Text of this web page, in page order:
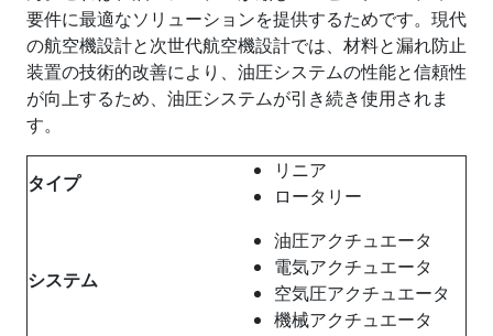
要件に最適なソリューションを提供するためです。現代
の航空機設計と次世代航空機設計では、材料と漏れ防止
装置の技術的改善により、油圧システムの性能と信頼性
が向上するため、油圧システムが引き続き使用されま
す。
タイプ
リニア
ロータリー
システム
油圧アクチュエータ
電気アクチュエータ
空気圧アクチュエータ
機械アクチュエータ